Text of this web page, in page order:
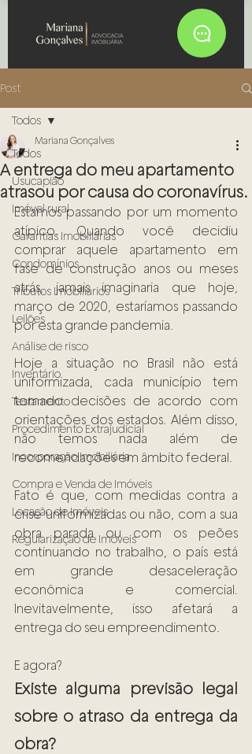
Post
Todos
Usucapião
Imóvel rural
Garantias Imobiliárias
Condomínios
Tributos Imobiliários
Leilões
Análise de risco
Inventário
Testamento
Procedimento Extrajudicial
Incorporação Imobiliária
Compra e Venda de Imóveis
Locação de Imóveis
Regularização de Imóveis
Todos
A entrega do meu apartamento
atrasou por causa do coronavírus.
Mariana Gonçalves
Estamos passando por um momento
atípico. Quando você decidiu
comprar aquele apartamento em
fase de construção anos ou meses
atrás, jamais imaginaria que hoje,
março de 2020, estaríamos passando
por esta grande pandemia.
Hoje a situação no Brasil não está
uniformizada, cada município tem
tomado decisões de acordo com
orientações dos estados. Além disso,
não temos nada além de
recomendações em âmbito federal.
Fato é que, com medidas contra a
crise uniformizadas ou não, com a sua
obra parada ou com os peões
continuando no trabalho, o país está
em grande desaceleração
econômica e comercial.
Inevitavelmente, isso afetará a
entrega do seu empreendimento.
E agora?
Existe alguma previsão legal
sobre o atraso da entrega da
obra?